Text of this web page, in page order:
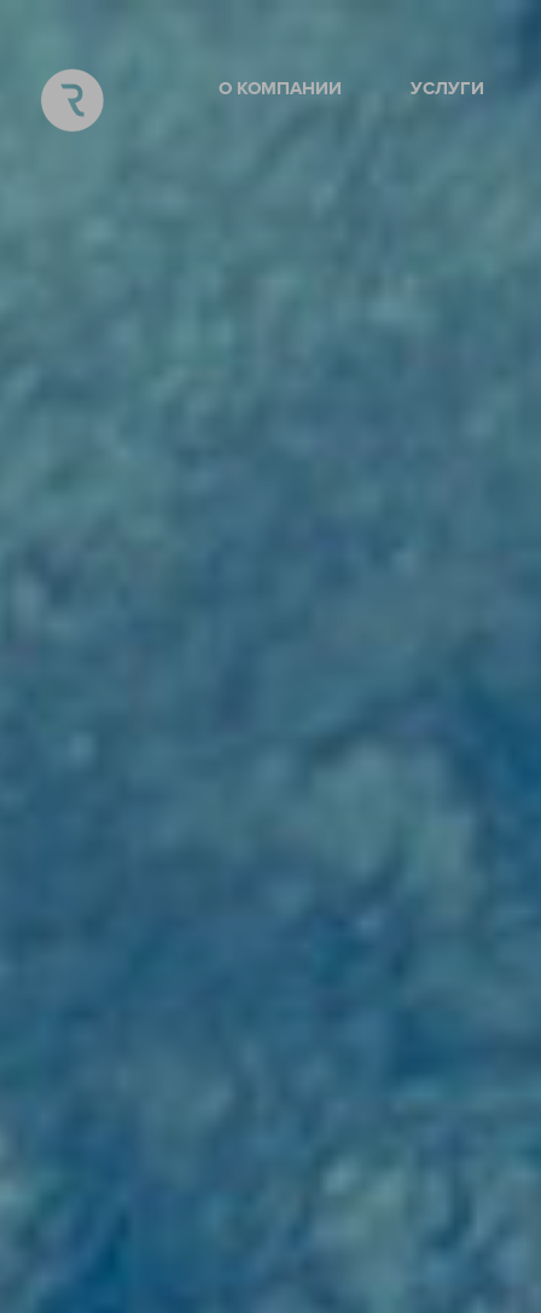
О КОМПАНИИ УСЛУГИ